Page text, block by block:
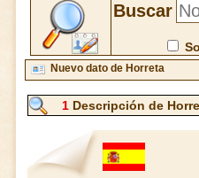
Buscar
Nuevo dato de Horreta
1 Descripción de